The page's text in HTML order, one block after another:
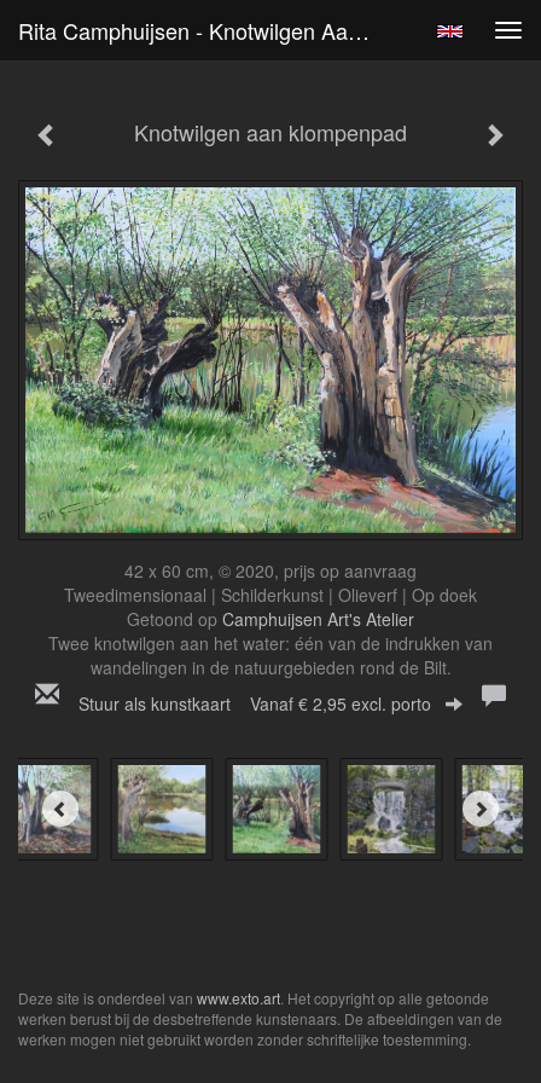
Rita Camphuijsen - Knotwilgen Aan Klompenpad
Knotwilgen aan klompenpad
42 x 60 cm, © 2020, prijs op aanvraag
Tweedimensionaal | Schilderkunst | Olieverf | Op doek
Getoond op Camphuijsen Art's Atelier
Twee knotwilgen aan het water: één van de indrukken van
wandelingen in de natuurgebieden rond de Bilt.
Stuur als kunstkaart Vanaf € 2,95 excl. porto
Deze site is onderdeel van www.exto.art . Het copyright op alle getoonde
werken berust bij de desbetreffende kunstenaars. De afbeeldingen van de
werken mogen niet gebruikt worden zonder schriftelijke toestemming.